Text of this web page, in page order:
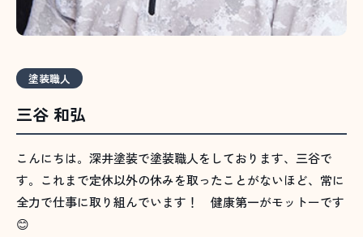
塗装職人
三谷 和弘
こんにちは。深井塗装で塗装職人をしております、三谷で
す。これまで定休以外の休みを取ったことがないほど、常に
全力で仕事に取り組んでいます！ 健康第一がモットーです
😊